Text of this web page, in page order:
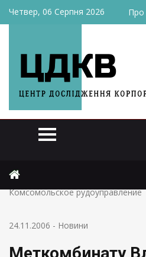
Четвер, 06 Серпня 2026 Про
Меткомбинату Владимира Бойко
Комсомольское рудоуправление
24.11.2006 - Новини